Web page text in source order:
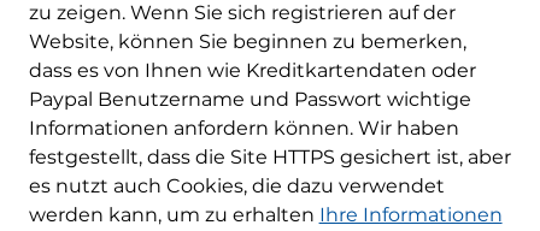
zu zeigen. Wenn Sie sich registrieren auf der
Website, können Sie beginnen zu bemerken,
dass es von Ihnen wie Kreditkartendaten oder
Paypal Benutzername und Passwort wichtige
Informationen anfordern können. Wir haben
festgestellt, dass die Site HTTPS gesichert ist, aber
es nutzt auch Cookies, die dazu verwendet
werden kann, um zu erhalten Ihre Informationen